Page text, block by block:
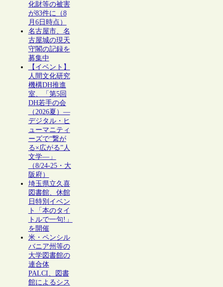
化財等の被害
が83件に（8
月6日時点）
名古屋市、名
古屋城の現天
守閣の記録を
募集中
【イベント】
人間文化研究
機構DH推進
室、「第5回
DH若手の会
（2026夏）―
デジタル・ヒ
ューマニティ
ーズで“繋が
る×広がる”人
文学―」
（8/24-25・大
阪府）
埼玉県立久喜
図書館、休館
日特別イベン
ト「本のタイ
トルで一句!」
を開催
米・ペンシル
バニア州等の
大学図書館の
連合体
PALCI、図書
館によるシス